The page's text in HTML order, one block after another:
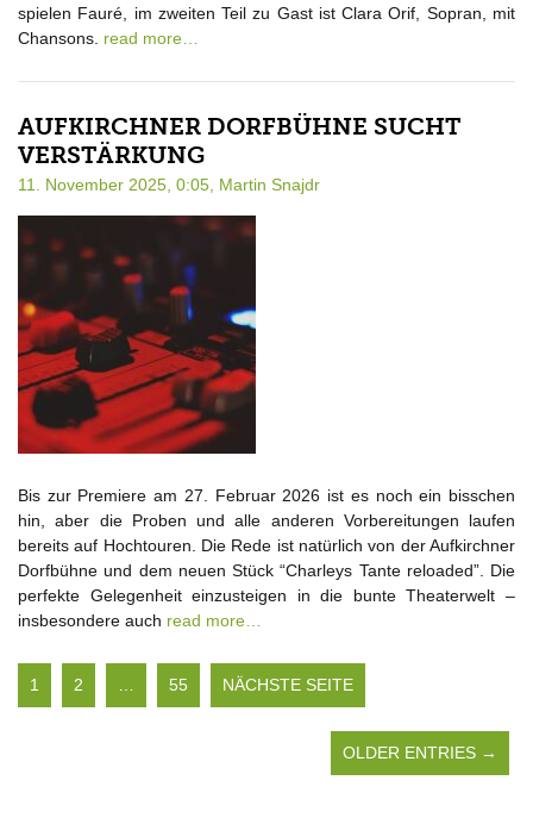
spielen Fauré, im zweiten Teil zu Gast ist Clara Orif, Sopran, mit
Chansons. read more…
AUFKIRCHNER DORFBÜHNE SUCHT
VERSTÄRKUNG
11. November 2025, 0:05, Martin Snajdr
Bis zur Premiere am 27. Februar 2026 ist es noch ein bisschen
hin, aber die Proben und alle anderen Vorbereitungen laufen
bereits auf Hochtouren. Die Rede ist natürlich von der Aufkirchner
Dorfbühne und dem neuen Stück “Charleys Tante reloaded”. Die
perfekte Gelegenheit einzusteigen in die bunte Theaterwelt –
insbesondere auch read more…
1 2 … 55 NÄCHSTE SEITE
OLDER ENTRIES →